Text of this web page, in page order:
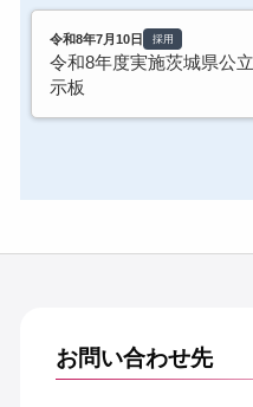
令和8年7月10日 採用
令和8年度実施茨城県公
示板
お問い合わせ先